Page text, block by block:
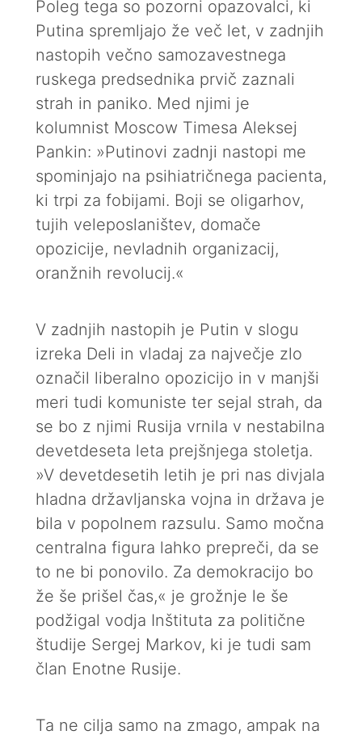
Poleg tega so pozorni opazovalci, ki
Putina spremljajo že več let, v zadnjih
nastopih večno samozavestnega
ruskega predsednika prvič zaznali
strah in paniko. Med njimi je
kolumnist Moscow Timesa Aleksej
Pankin: »Putinovi zadnji nastopi me
spominjajo na psihiatričnega pacienta,
ki trpi za fobijami. Boji se oligarhov,
tujih veleposlaništev, domače
opozicije, nevladnih organizacij,
oranžnih revolucij.«
V zadnjih nastopih je Putin v slogu
izreka Deli in vladaj za največje zlo
označil liberalno opozicijo in v manjši
meri tudi komuniste ter sejal strah, da
se bo z njimi Rusija vrnila v nestabilna
devetdeseta leta prejšnjega stoletja.
»V devetdesetih letih je pri nas divjala
hladna državljanska vojna in država je
bila v popolnem razsulu. Samo močna
centralna figura lahko prepreči, da se
to ne bi ponovilo. Za demokracijo bo
že še prišel čas,« je grožnje le še
podžigal vodja Inštituta za politične
študije Sergej Markov, ki je tudi sam
član Enotne Rusije.
Ta ne cilja samo na zmago, ampak na